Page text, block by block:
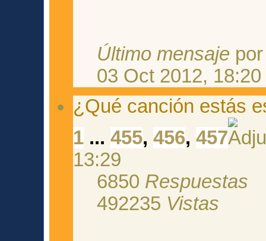
Último mensaje
03 Oct 2012, 18:20
¿Qué canción estás
1 ...455,456,457
13:29
6850 Respuestas
492235 Vistas